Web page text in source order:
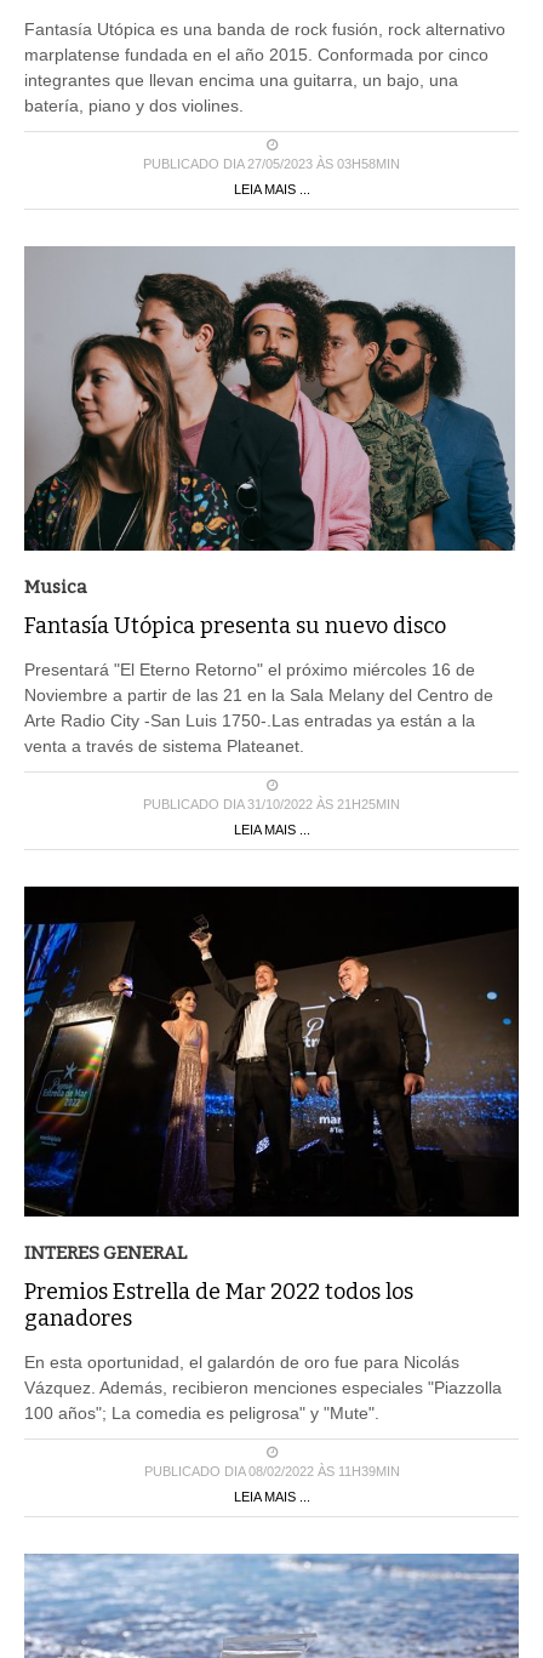
Fantasía Utópica es una banda de rock fusión, rock alternativo
marplatense fundada en el año 2015. Conformada por cinco
integrantes que llevan encima una guitarra, un bajo, una
batería, piano y dos violines.
PUBLICADO DIA 27/05/2023 ÀS 03H58MIN
LEIA MAIS ...
Musica
Fantasía Utópica presenta su nuevo disco
Presentará "El Eterno Retorno" el próximo miércoles 16 de
Noviembre a partir de las 21 en la Sala Melany del Centro de
Arte Radio City -San Luis 1750-.Las entradas ya están a la
venta a través de sistema Plateanet.
PUBLICADO DIA 31/10/2022 ÀS 21H25MIN
LEIA MAIS ...
INTERES GENERAL
Premios Estrella de Mar 2022 todos los
ganadores
En esta oportunidad, el galardón de oro fue para Nicolás
Vázquez. Además, recibieron menciones especiales "Piazzolla
100 años"; La comedia es peligrosa" y "Mute".
PUBLICADO DIA 08/02/2022 ÀS 11H39MIN
LEIA MAIS ...